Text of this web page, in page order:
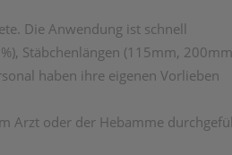
Die Anwendung ist schnell
Stäbchenlängen (115mm,
haben ihre eigenen Vorlieben
Arzt oder der Hebamme